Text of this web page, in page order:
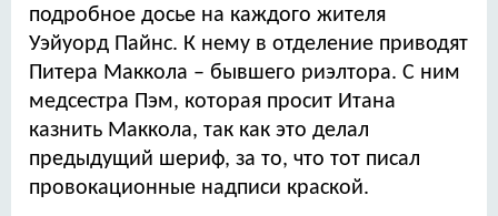
подробное досье на каждого жителя
Уэйуорд Пайнс. К нему в отделение приводят
Питера Маккола – бывшего риэлтора. С ним
медсестра Пэм, которая просит Итана
казнить Маккола, так как это делал
предыдущий шериф, за то, что тот писал
провокационные надписи краской.